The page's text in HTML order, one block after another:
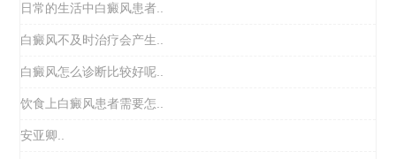
日常的生活中白癜风患者..
白癜风不及时治疗会产生..
白癜风怎么诊断比较好呢..
饮食上白癜风患者需要怎..
安亚卿..